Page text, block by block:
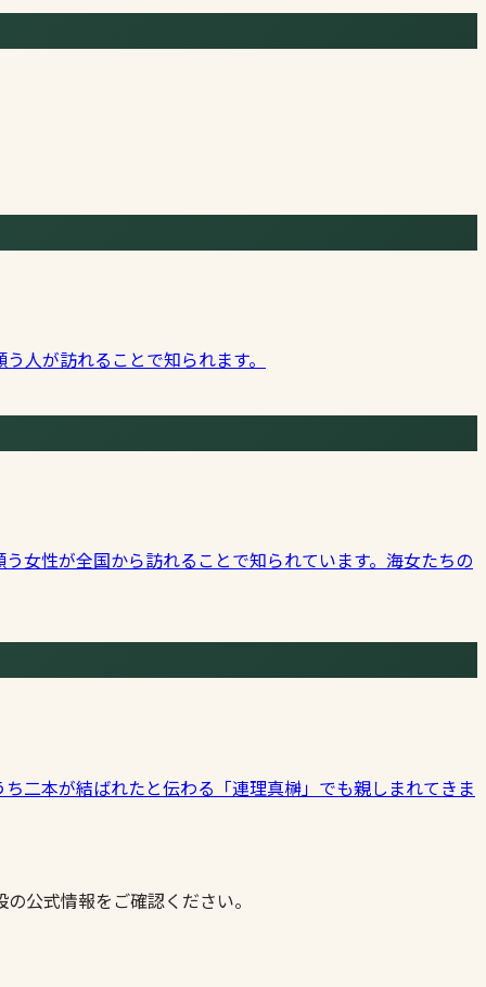
人が訪れることで知られます。
女性が全国から訪れることで知られています。海女たちの
二本が結ばれたと伝わる「連理真榊」でも親しまれてきま
公式情報をご確認ください。